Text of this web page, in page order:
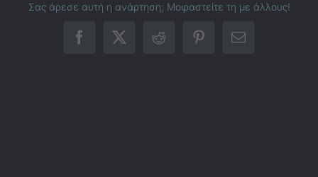
Σας άρεσε αυτή η ανάρτηση; Μοιραστείτε τη με άλλους!
Facebook
X RedditPinterestEmail